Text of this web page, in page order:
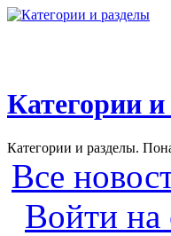
Категории
Категории и разделы.
Все
Войти на